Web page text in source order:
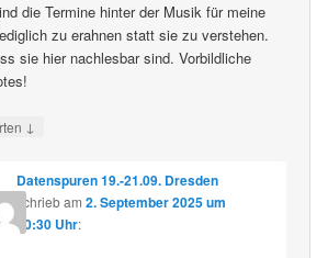
die Termine hinter der Musik für meine
zu erahnen statt sie zu verstehen.
sie hier nachlesbar sind. Vorbildliche
↓
Datenspuren 19.-21.09. Dresden
schriebam 2. September 2025 um
10:30 Uhr: